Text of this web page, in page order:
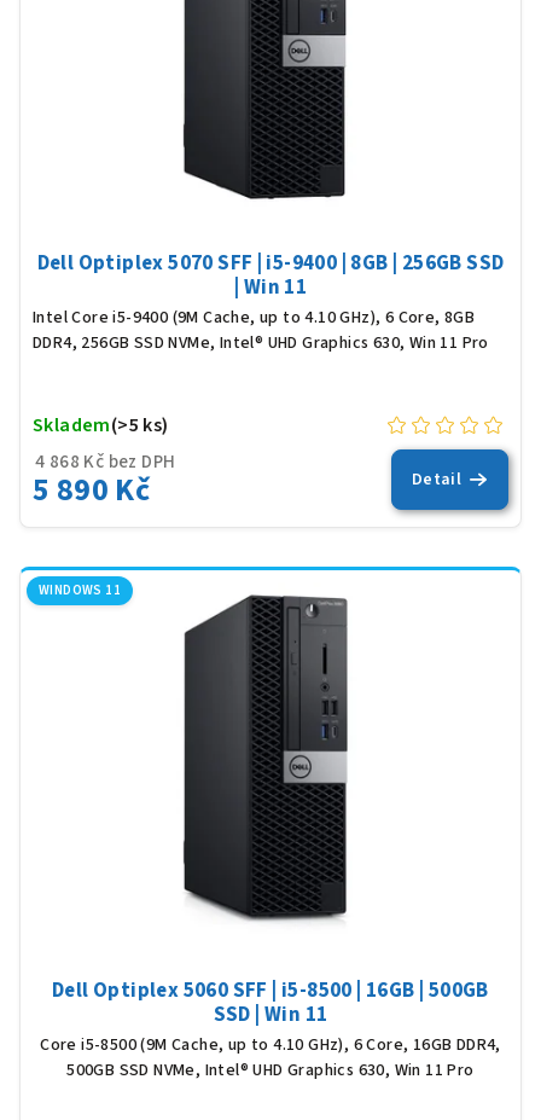
Dell Optiplex 5070 SFF | i5-9400 | 8GB | 256GB SSD
| Win 11
Intel Core i5-9400 (9M Cache, up to 4.10 GHz), 6 Core, 8GB
DDR4, 256GB SSD NVMe, Intel® UHD Graphics 630, Win 11 Pro
4 868 Kč bez DPH
5 890 Kč
Skladem(>5 ks)
Detail
WINDOWS 11
Dell Optiplex 5060 SFF | i5-8500 | 16GB | 500GB
SSD | Win 11
Core i5-8500 (9M Cache, up to 4.10 GHz), 6 Core, 16GB DDR4,
500GB SSD NVMe, Intel® UHD Graphics 630, Win 11 Pro